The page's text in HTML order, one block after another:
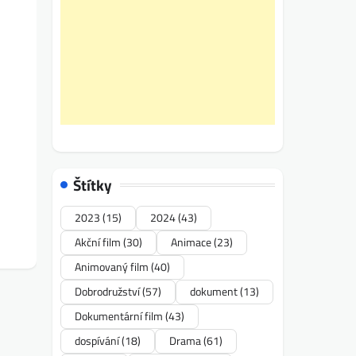
Štítky
2023(15) 2024(43)
Akční film(30) Animace(23)
Animovaný film(40)
Dobrodružství(57) dokument(13)
Dokumentární film(43)
dospívání(18) Drama(61)